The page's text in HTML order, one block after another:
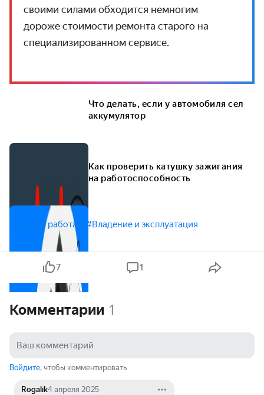
своими силами обходится немногим
дороже стоимости ремонта старого на
специализированном сервисе.
Что делать, если у автомобиля сел
аккумулятор
Как проверить катушку зажигания
на работоспособность
#Как это работает #Владение и эксплуатация
7 1
Комментарии 1
Войдите, чтобы комментировать
Rogalik4 апреля 2025